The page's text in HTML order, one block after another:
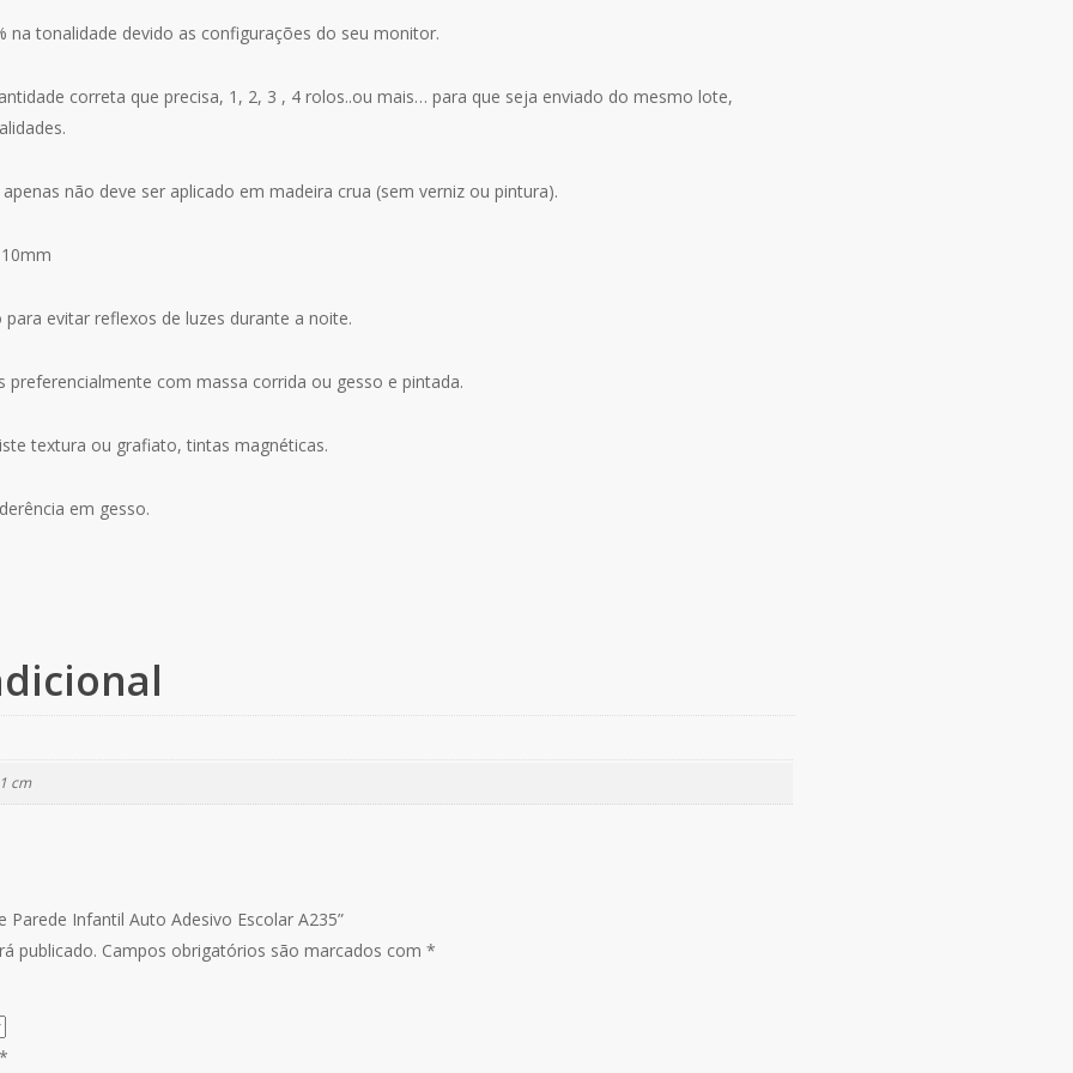
na tonalidade devido as configurações do seu monitor.
correta que precisa, 1, 2, 3 , 4 rolos..ou mais… para que seja enviado do mesmo lote,
não deve ser aplicado em madeira crua (sem verniz ou pintura).
evitar reflexos de luzes durante a noite.
preferencialmente com massa corrida ou gesso e pintada.
textura ou grafiato, tintas magnéticas.
em gesso.
cm
Parede Infantil Auto Adesivo Escolar A235”
publicado. Campos obrigatórios são marcados com *
*